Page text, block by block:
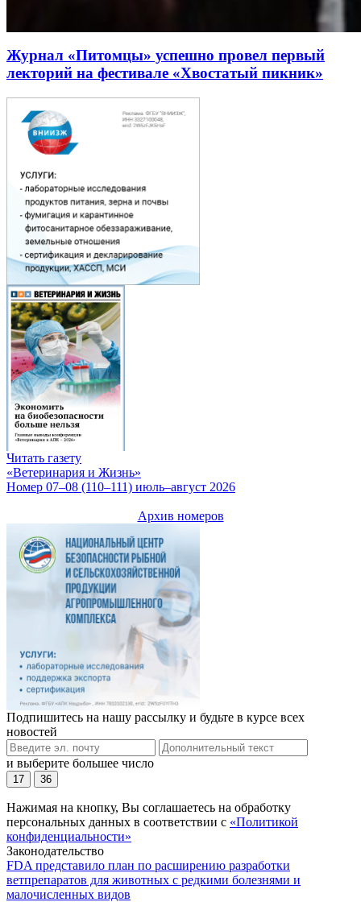
Журнал «Питомцы» успешно провел первый
лекторий на фестивале «Хвостатый пикник»
Читать газету
«Ветеринария и Жизнь»
Номер 07–08 (110–111) июль–август 2026
Архив номеров
Подпишитесь на нашу рассылку и будьте в курсе всех
новостей
и выберите большее число
17 36
Нажимая на кнопку, Вы соглашаетесь на обработку
персональных данных в соответствии с «Политикой
конфиденциальности»
Законодательство
FDA представило план по расширению разработки
ветпрепаратов для животных с редкими болезнями и
малочисленных видов